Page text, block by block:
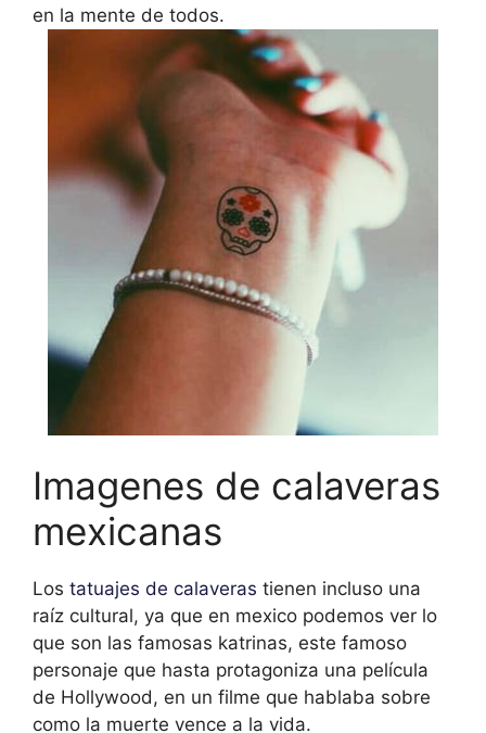
en la mente de todos.
Imagenes de calaveras
mexicanas
Los tatuajes de calaveras tienen incluso una
raíz cultural, ya que en mexico podemos ver lo
que son las famosas katrinas, este famoso
personaje que hasta protagoniza una película
de Hollywood, en un filme que hablaba sobre
como la muerte vence a la vida.